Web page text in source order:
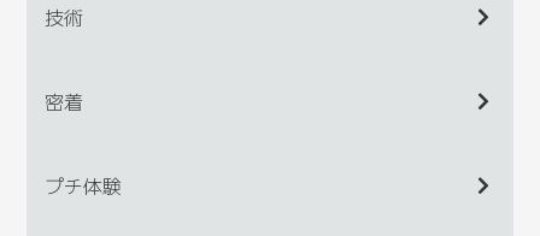
技術
密着
プチ体験